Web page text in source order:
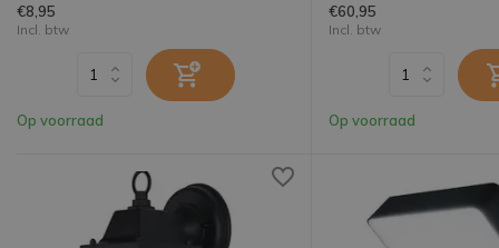
€8,95
Incl. btw
Op voorraad
€60,95
Incl. btw
Op voorraad